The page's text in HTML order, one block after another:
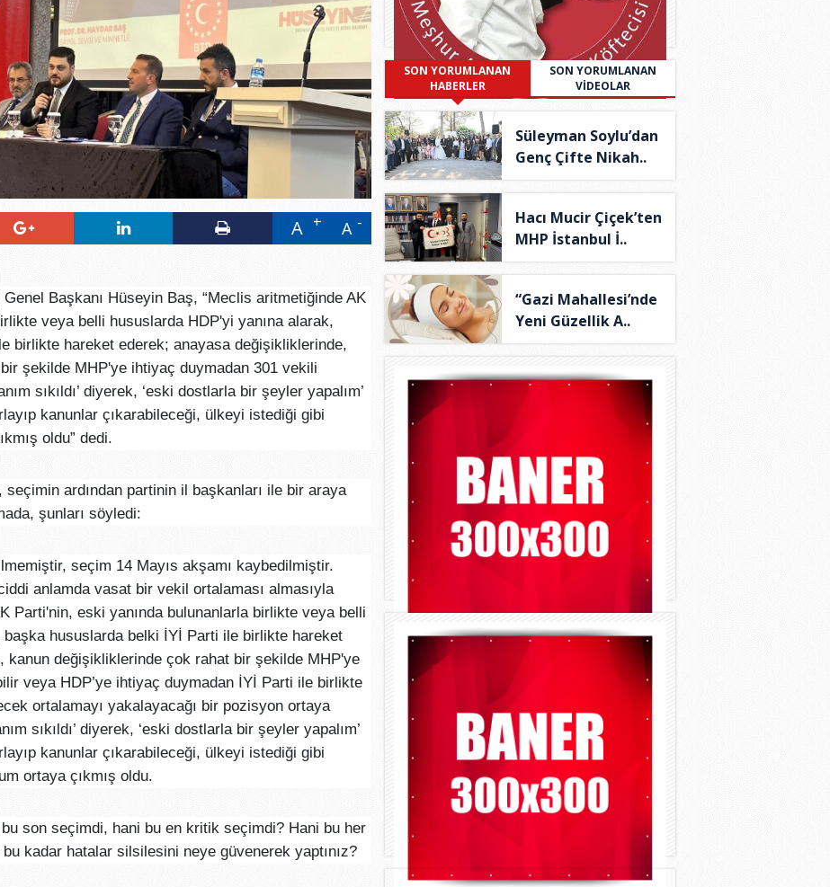
A A
Başkanı Hüseyin Baş, “Meclis aritmetiğinde AK
veya belli hususlarda HDP'yi yanına alarak,
birlikte hareket ederek; anayasa değişikliklerinde,
şekilde MHP'ye ihtiyaç duymadan 301 vekili
sıkıldı’ diyerek, ‘eski dostlarla bir şeyler yapalım’
kanunlar çıkarabileceği, ülkeyi istediği gibi
oldu” dedi.
seçimin ardından partinin il başkanları ile bir araya
şunları söyledi:
seçim 14 Mayıs akşamı kaybedilmiştir.
anlamda vasat bir vekil ortalaması almasıyla
Parti'nin, eski yanında bulunanlarla birlikte veya belli
başka hususlarda belki İYİ Parti ile birlikte hareket
kanun değişikliklerinde çok rahat bir şekilde MHP'ye
veya HDP’ye ihtiyaç duymadan İYİ Parti ile birlikte
ortalamayı yakalayacağı bir pozisyon ortaya
sıkıldı’ diyerek, ‘eski dostlarla bir şeyler yapalım’
kanunlar çıkarabileceği, ülkeyi istediği gibi
ortaya çıkmış oldu.
son seçimdi, hani bu en kritik seçimdi? Hani bu her
kadar hatalar silsilesini neye güvenerek yaptınız?
SON YORUMLANAN
HABERLER
SON YORUMLANAN
VİDEOLAR
Süleyman Soylu’dan
Genç Çifte Nikah..
Hacı Mucir Çiçek’ten
MHP İstanbul İ..
“Gazi Mahallesi’nde
Yeni Güzellik A..